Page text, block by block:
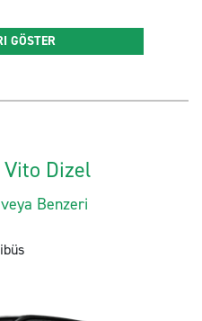
GÖSTER
Dizel
veya Benzeri